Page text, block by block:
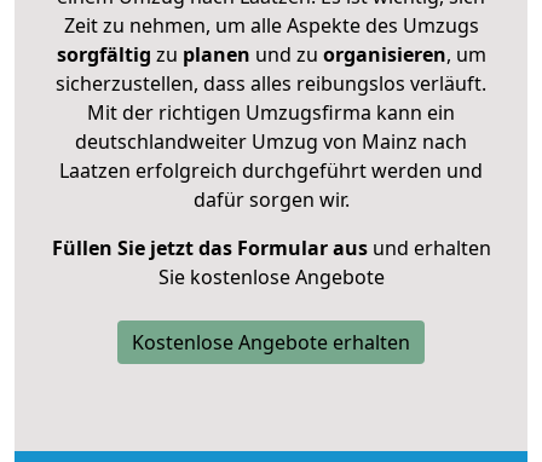
Zeit zu nehmen, um alle Aspekte des Umzugs
sorgfältig zu planen und zu organisieren, um
sicherzustellen, dass alles reibungslos verläuft.
Mit der richtigen Umzugsfirma kann ein
deutschlandweiter Umzug von Mainz nach
Laatzen erfolgreich durchgeführt werden und
dafür sorgen wir.
Füllen Sie jetzt das Formular ausund erhalten
Sie kostenlose Angebote
Kostenlose Angebote erhalten